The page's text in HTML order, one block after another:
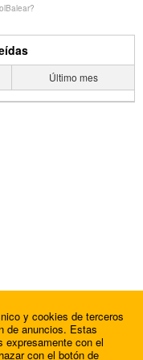
Último mes
y cookies de terceros
de anuncios. Estas
con el
con el botón de